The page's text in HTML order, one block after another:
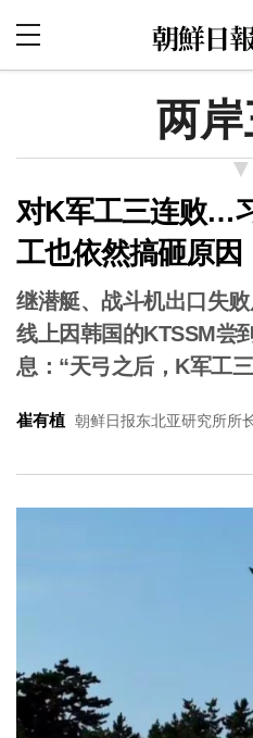
两
对K军工三连败…
工也依然搞砸原因
继潜艇、战斗机出口失
线上因韩国的KTSSM尝
息：“天弓之后，K军工
崔有植 朝鲜日报东北亚研究所所